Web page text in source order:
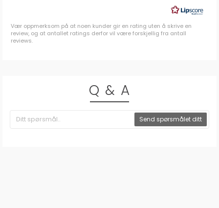
5
mulige
Vær oppmerksom på at noen kunder gir en rating uten å skrive en
review, og at antallet ratings derfor vil være forskjellig fra antall
reviews.
Q & A
Send spørsmålet ditt